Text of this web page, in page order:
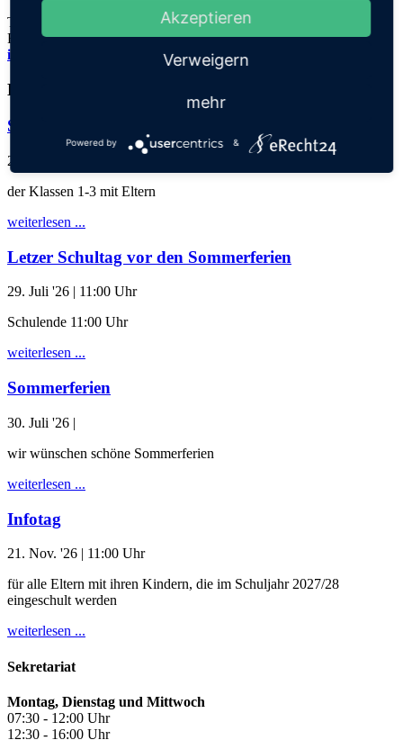
Tel.: 06221 73922-0
Fax: 06221 73922-11
info@thadden-grundschule.de
Kalender
Schuljahresabschlussgottesdienst
28. Juli '26
der Klassen 1-3 mit Eltern
weiterlesen ...
Letzer Schultag vor den Sommerferien
29. Juli '26 | 11:00 Uhr
Schulende 11:00 Uhr
weiterlesen ...
Sommerferien
30. Juli '26 |
wir wünschen schöne Sommerferien
weiterlesen ...
Infotag
21. Nov. '26 | 11:00 Uhr
für alle Eltern mit ihren Kindern, die im Schuljahr 2027/28
eingeschult werden
weiterlesen ...
Sekretariat
Montag, Dienstag und Mittwoch
07:30 - 12:00 Uhr
12:30 - 16:00 Uhr
Akzeptieren
Verweigern
mehr
Powered by &